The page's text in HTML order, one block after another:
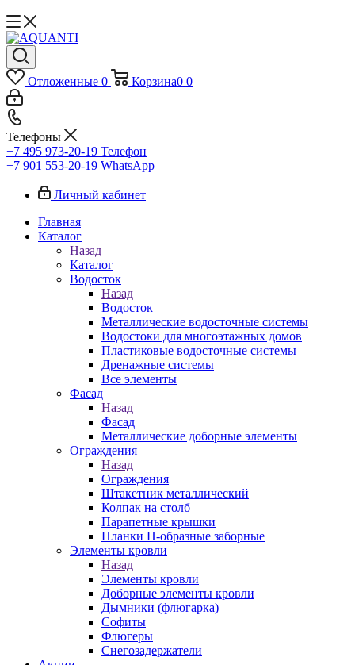
Отложенные 0 Корзина0 0
Телефоны
+7 495 973-20-19 Телефон
+7 901 553-20-19 WhatsApp
Личный кабинет
Главная
Каталог
Назад
Каталог
Водосток
Назад
Водосток
Металлические водосточные системы
Водостоки для многоэтажных домов
Пластиковые водосточные системы
Дренажные системы
Все элементы
Фасад
Назад
Фасад
Металлические доборные элементы
Ограждения
Назад
Ограждения
Штакетник металлический
Колпак на столб
Парапетные крышки
Планки П-образные заборные
Элементы кровли
Назад
Элементы кровли
Доборные элементы кровли
Дымники (флюгарка)
Софиты
Флюгеры
Снегозадержатели